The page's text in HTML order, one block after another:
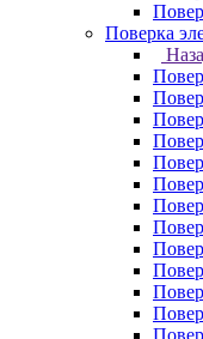
Поверка